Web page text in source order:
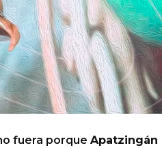
fuera porque Apatzingán